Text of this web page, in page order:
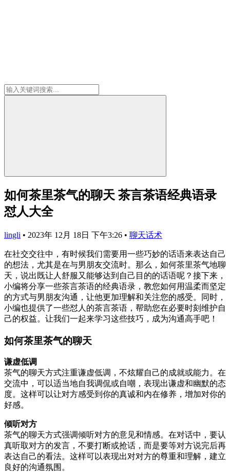
如何茶里茶气的聊天 茶言茶语经典语录
怼人大全
lingli • 2023年 12月 18日 下午3:26 • 聊天话术
在社交交往中，有时候我们需要用一些巧妙的话语来表达自己
的想法，尤其是在与男朋友交流时。那么，如何茶里茶气地聊
天，说出既让人舒服又能够达到自己目的的话语呢？接下来，
小编将分享一些茶言茶语的经典语录，教您如何用温柔而坚定
的方式与男朋友沟通，让他更加理解和关注您的感受。同时，
小编也提供了一些怼人的茶言茶语，帮助您在必要时刻维护自
己的权益。让我们一起来学习这些技巧，成为沟通高手吧！
如何茶里茶气的聊天
谦虚低调
茶气的聊天方式注重谦虚低调，不炫耀自己的成就或能力。在
交流中，可以适当地自我调侃或自嘲，表现出谦虚和幽默的态
度。这样可以让对方感受到你的真诚和内在修养，增加对你的
好感。
倾听对方
茶气的聊天方式强调倾听对方的意见和情感。在对话中，要认
真听取对方的发言，不要打断或抢话，而是要等对方说完后再
表达自己的看法。这样可以表现出对对方的尊重和理解，建立
良好的沟通氛围。